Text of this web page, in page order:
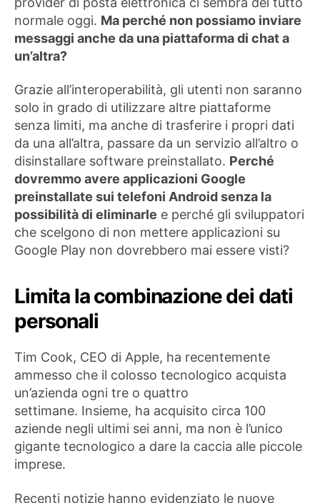
normale oggi. Ma perché non possiamo inviare
messaggi anche da una piattaforma di chat a
un’altra?
Grazie all’interoperabilità, gli utenti non saranno
solo in grado di utilizzare altre piattaforme
senza limiti, ma anche di trasferire i propri dati
da una all’altra, passare da un servizio all’altro o
disinstallare software preinstallato. Perché
dovremmo avere applicazioni Google
preinstallate sui telefoni Android senza la
possibilità di eliminarle e perché gli sviluppatori
che scelgono di non mettere applicazioni su
Google Play non dovrebbero mai essere visti?
Limita la combinazione dei dati
personali
Tim Cook, CEO di Apple, ha recentemente
ammesso che il colosso tecnologico acquista
un’azienda ogni tre o quattro
settimane. Insieme, ha acquisito circa 100
aziende negli ultimi sei anni, ma non è l’unico
gigante tecnologico a dare la caccia alle piccole
imprese.
Recenti notizie hanno evidenziato le nuove